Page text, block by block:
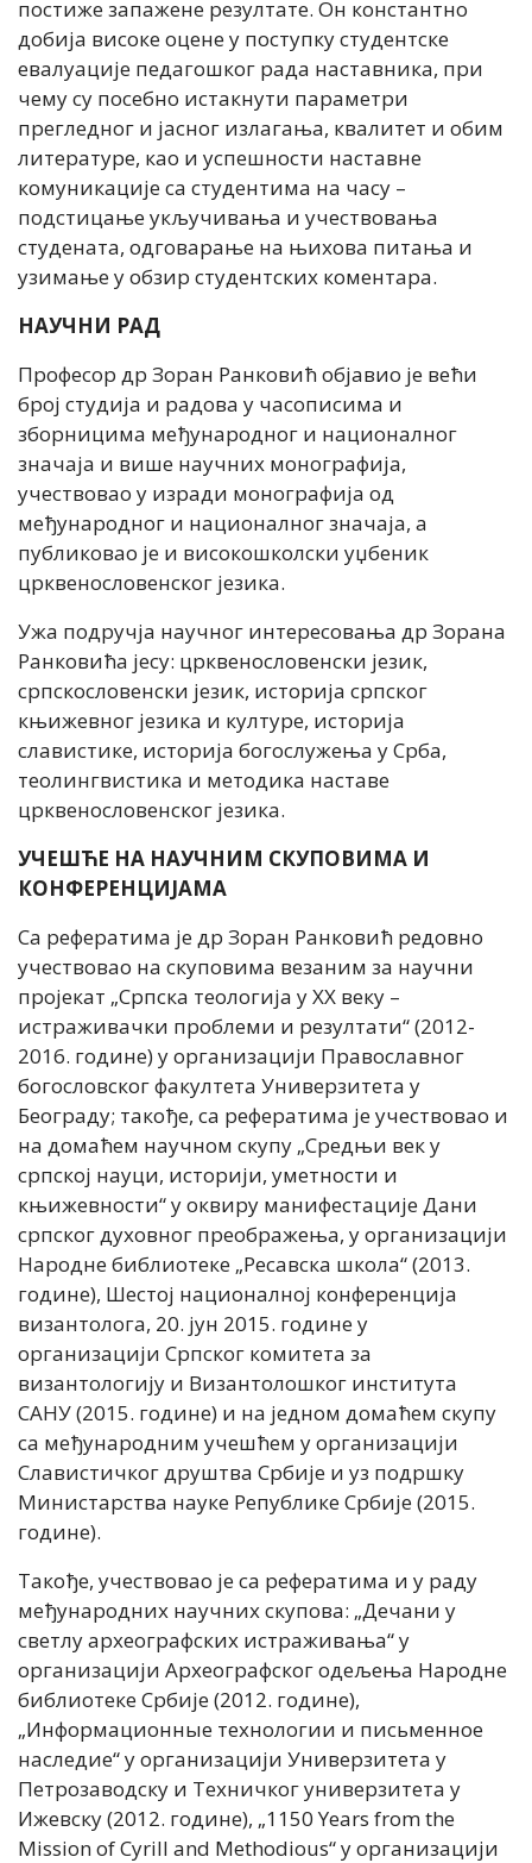
постиже запажене резултате. Он константно
добија високе оцене у поступку студентске
евалуације педагошког рада наставника, при
чему су посебно истакнути параметри
прегледног и јасног излагања, квалитет и обим
литературе, као и успешности наставне
комуникације са студентима на часу –
подстицање укључивања и учествовања
студената, одговарање на њихова питања и
узимање у обзир студентских коментара.
НАУЧНИ РАД
Професор др Зоран Ранковић објавио је већи
број студија и радова у часописима и
зборницима међународног и националног
значаја и више научних монографија,
учествовао у изради монографија од
међународног и националног значаја, а
публиковао је и високошколски уџбеник
црквенословенског језика.
Ужа подручја научног интересовања др Зорана
Ранковића јесу: црквенословенски језик,
српскословенски језик, историја српског
књижевног језика и културе, историја
славистике, историја богослужења у Срба,
теолингвистика и методика наставе
црквенословенског језика.
УЧЕШЋЕ НА НАУЧНИМ СКУПОВИМА И
КОНФЕРЕНЦИЈАМА
Са рефератима је др Зоран Ранковић редовно
учествовао на скуповима везаним за научни
пројекат „Српска теологија у ХХ веку –
истраживачки проблеми и резултати“ (2012-
2016. године) у организацији Православног
богословског факултета Универзитета у
Београду; такође, са рефератима је учествовао и
на домаћем научном скупу „Средњи век у
српској науци, историји, уметности и
књижевности“ у оквиру манифестације Дани
српског духовног преображења, у организацији
Народне библиотеке „Ресавска школа“ (2013.
године), Шестој националној конференција
византолога, 20. јун 2015. године у
организацији Српског комитета за
византологију и Византолошког института
САНУ (2015. године) и на једном домаћем скупу
са међународним учешћем у организацији
Славистичког друштва Србије и уз подршку
Министарства науке Републике Србије (2015.
године).
Такође, учествовао је са рефератима и у раду
међународних научних скупова: „Дечани у
светлу археографских истраживања“ у
организацији Археографског одељења Народне
библиотеке Србије (2012. године),
„Информационные технологии и письменное
наследие“ у организацији Универзитета у
Петрозаводску и Техничког универзитета у
Ижевску (2012. године), „1150 Years from the
Mission of Cyrill and Methodious“ у организацији